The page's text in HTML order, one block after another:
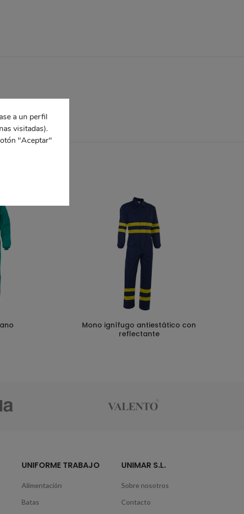
Mono ignífugo antiestático con
reflectante
UNIFORME TRABAJO
Alimentación
Batas
UNIMAR S.L.
Sobre nosotros
Contacto
a un perfil
visitadas).
"Aceptar"